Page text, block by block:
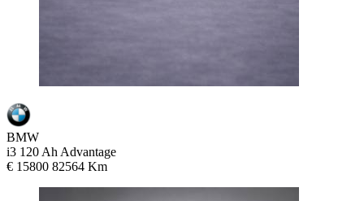
BMW
i3 120 Ah Advantage
€ 15800 82564 Km